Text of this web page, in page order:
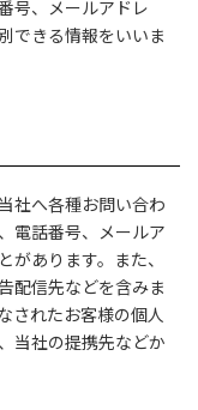
号、メールアドレ
できる情報をいいま
社へ各種お問い合わ
電話番号、メールア
があります。また、
配信先などを含みま
されたお客様の個人
当社の提携先などか